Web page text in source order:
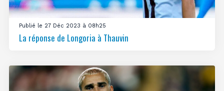
Publié le 27 Déc 2023 à 08h25
La réponse de Longoria à Thauvin